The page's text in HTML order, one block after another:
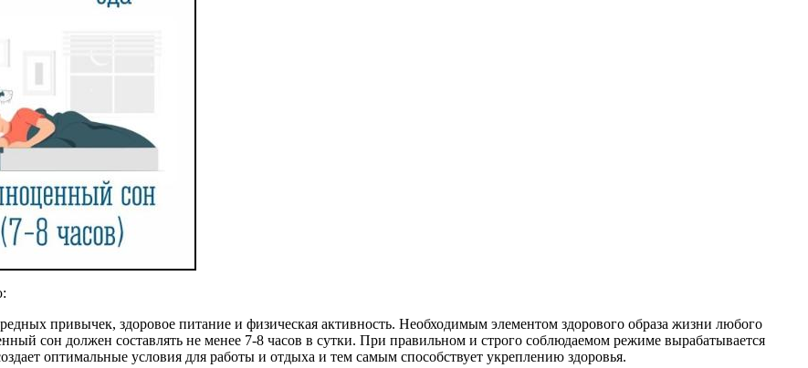
привычек, здоровое питание и физическая активность. Необходимым элементом здорового образа жизни любого
сон должен составлять не менее 7-8 часов в сутки. При правильном и строго соблюдаемом режиме вырабатывается
оптимальные условия для работы и отдыха и тем самым способствует укреплению здоровья.